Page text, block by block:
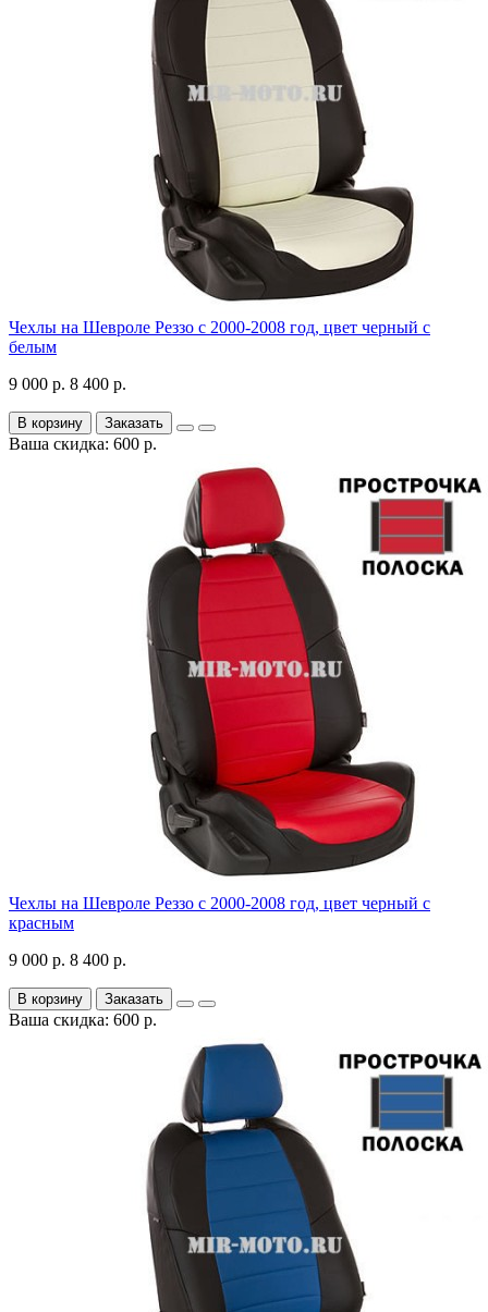
Чехлы на Шевроле Реззо с 2000-2008 год, цвет черный с
белым
9 000 р. 8 400 р.
В корзину Заказать
Ваша скидка: 600 р.
Чехлы на Шевроле Реззо с 2000-2008 год, цвет черный с
красным
9 000 р. 8 400 р.
В корзину Заказать
Ваша скидка: 600 р.